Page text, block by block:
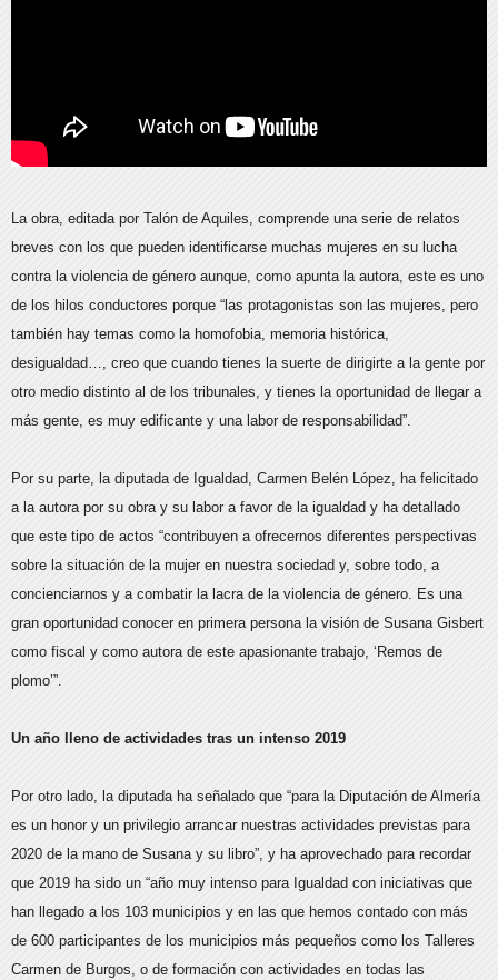
La obra, editada por Talón de Aquiles, comprende una serie de relatos
breves con los que pueden identificarse muchas mujeres en su lucha
contra la violencia de género aunque, como apunta la autora, este es uno
de los hilos conductores porque “las protagonistas son las mujeres, pero
también hay temas como la homofobia, memoria histórica,
desigualdad…, creo que cuando tienes la suerte de dirigirte a la gente por
otro medio distinto al de los tribunales, y tienes la oportunidad de llegar a
más gente, es muy edificante y una labor de responsabilidad”.
Por su parte, la diputada de Igualdad, Carmen Belén López, ha felicitado
a la autora por su obra y su labor a favor de la igualdad y ha detallado
que este tipo de actos “contribuyen a ofrecernos diferentes perspectivas
sobre la situación de la mujer en nuestra sociedad y, sobre todo, a
concienciarnos y a combatir la lacra de la violencia de género. Es una
gran oportunidad conocer en primera persona la visión de Susana Gisbert
como fiscal y como autora de este apasionante trabajo, ‘Remos de
plomo’”.
Un año lleno de actividades tras un intenso 2019
Por otro lado, la diputada ha señalado que “para la Diputación de Almería
es un honor y un privilegio arrancar nuestras actividades previstas para
2020 de la mano de Susana y su libro”, y ha aprovechado para recordar
que 2019 ha sido un “año muy intenso para Igualdad con iniciativas que
han llegado a los 103 municipios y en las que hemos contado con más
de 600 participantes de los municipios más pequeños como los Talleres
Carmen de Burgos, o de formación con actividades en todas las